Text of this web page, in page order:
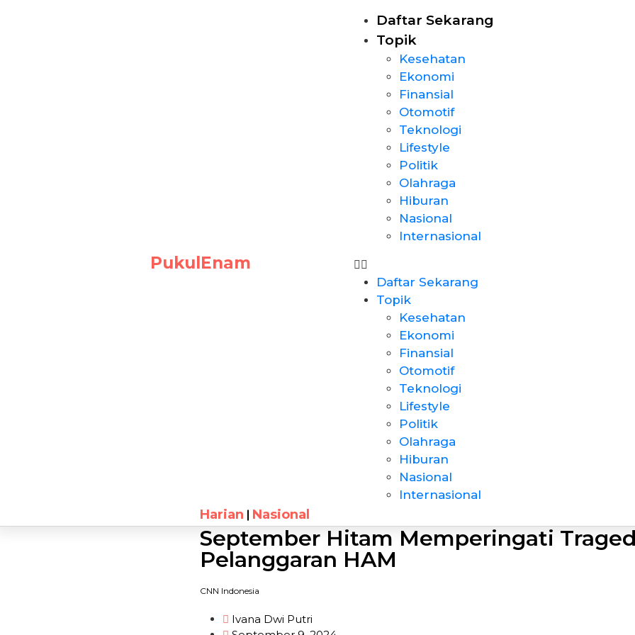
PukulEnam
Daftar Sekarang
Topik
Kesehatan
Ekonomi
Finansial
Otomotif
Teknologi
Lifestyle
Politik
Olahraga
Hiburan
Nasional
Internasional
Daftar Sekarang
Topik
Kesehatan
Ekonomi
Finansial
Otomotif
Teknologi
Lifestyle
Politik
Olahraga
Hiburan
Nasional
Internasional
Harian Nasional
September Hitam Memperingati
Pelanggaran HAM
CNN Indonesia
Ivana Dwi Putri